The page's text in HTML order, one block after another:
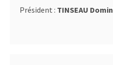
Président : TINSEAU